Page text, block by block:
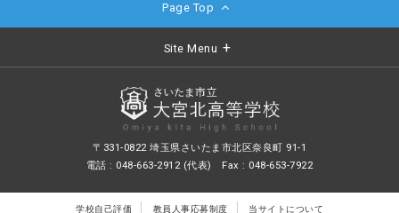
Page Top
Site Menu
〒331-0822 埼玉県さいたま市北区奈良町 91-1
電話 : 048-663-2912 (代表) Fax : 048-653-7922
学校自己評価 教員人事応募制度 当サイトについて